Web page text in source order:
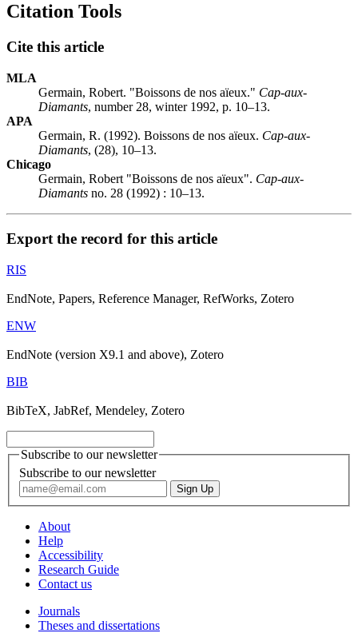
Citation Tools
Cite this article
MLA
Germain, Robert. "Boissons de nos aïeux." Cap-aux-
Diamants, number 28, winter 1992, p. 10–13.
APA
Germain, R. (1992). Boissons de nos aïeux. Cap-aux-
Diamants, (28), 10–13.
Chicago
Germain, Robert "Boissons de nos aïeux". Cap-aux-
Diamants no. 28 (1992) : 10–13.
Export the record for this article
RIS
EndNote, Papers, Reference Manager, RefWorks, Zotero
ENW
EndNote (version X9.1 and above), Zotero
BIB
BibTeX, JabRef, Mendeley, Zotero
Subscribe to our newsletter
Subscribe to our newsletter
About
Help
Accessibility
Research Guide
Contact us
Journals
Theses and dissertations